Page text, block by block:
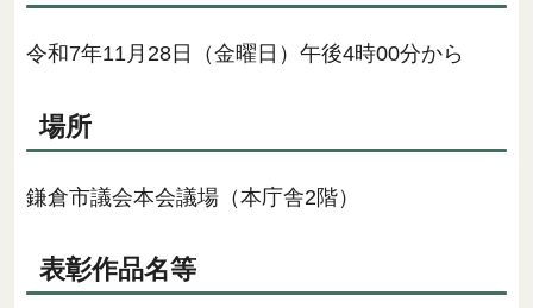
令和7年11月28日（金曜日）午後4時00分から
場所
鎌倉市議会本会議場（本庁舎2階）
表彰作品名等